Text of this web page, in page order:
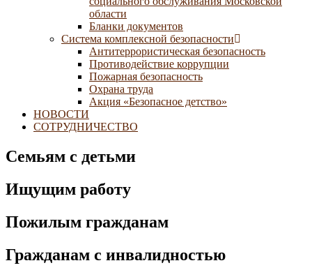
области
Бланки документов
Система комплексной безопасности
Антитеррористическая безопасность
Противодействие коррупции
Пожарная безопасность
Охрана труда
Акция «Безопасное детство»
НОВОСТИ
СОТРУДНИЧЕСТВО
Семьям с детьми
Ищущим работу
Пожилым гражданам
Гражданам с инвалидностью